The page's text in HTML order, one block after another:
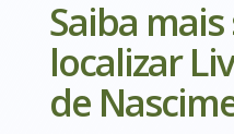
Saiba
localizar
de